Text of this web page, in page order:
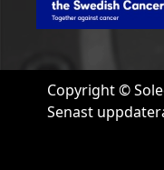
Copyright ©
Senast